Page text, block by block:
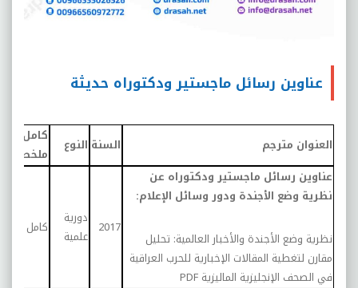
عناوين رسائل ماجستير ودكتوراه حديثة
العنوان مترجم السنة النوع
كامل/
ملخص
عناوين رسائل ماجستير ودكتوراه عن
نظرية وضع الأجندة ودور وسائل الإعلام:
نظرية وضع الأجندة والأخبار العالمية: تحليل
مقارن لتغطية المقالات الإخبارية للحرب العراقية
في الصحف الإنجليزية الماليزية PDF
2017 دورية
علمية
كامل